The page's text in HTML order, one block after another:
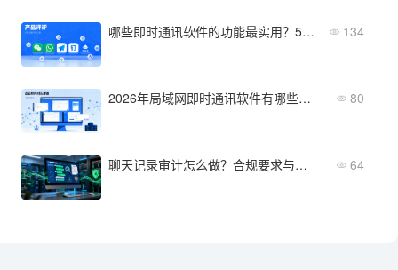
哪些即时通讯软件的功能最实用？5款产品功能深度评测 134
2026年局域网即时通讯软件有哪些？从功能到部署全维度对比 80
聊天记录审计怎么做？合规要求与技术实现路径 64